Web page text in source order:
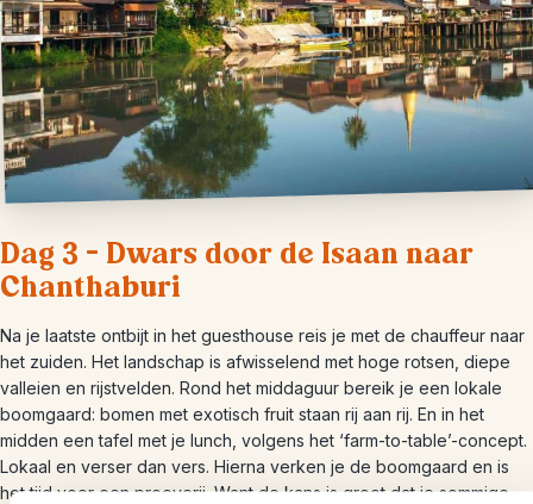
Dag 3 – Dwars door de Isaan naar
Chanthaburi
Na je laatste ontbijt in het guesthouse reis je met de chauffeur naar
het zuiden. Het landschap is afwisselend met hoge rotsen, diepe
valleien en rijstvelden. Rond het middaguur bereik je een lokale
boomgaard: bomen met exotisch fruit staan rij aan rij. En in het
midden een tafel met je lunch, volgens het ‘farm-to-table’-concept.
Lokaal en verser dan vers. Hierna verken je de boomgaard en is
het tijd voor een proeverij. Want de kans is groot dat je sommige